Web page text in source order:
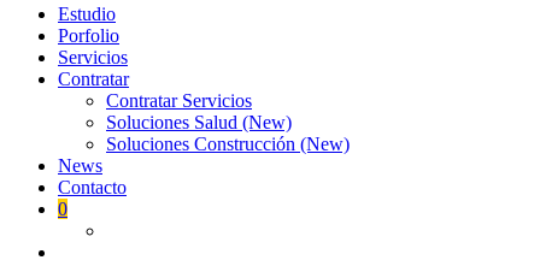
Estudio
Porfolio
Servicios
Contratar
Contratar Servicios
Soluciones Salud (New)
Soluciones Construcción (New)
News
Contacto
0